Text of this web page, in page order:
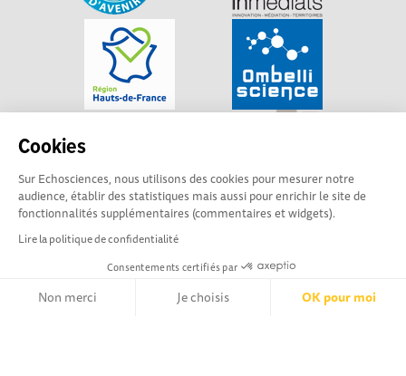
Cookies
Sur Echosciences, nous utilisons des cookies pour mesurer notre
audience, établir des statistiques mais aussi pour enrichir le site de
fonctionnalités supplémentaires (commentaires et widgets).
Lire la politique de confidentialité
Consentements certifiés par
Non merci Je choisis OK pour moi
Explorer, s’exprimer, rentrer en contact : Echosciences